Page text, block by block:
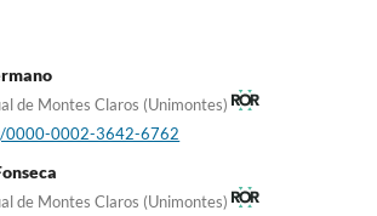
de Montes Claros (Unimontes)
0000-0002-3642-6762
de Montes Claros (Unimontes)